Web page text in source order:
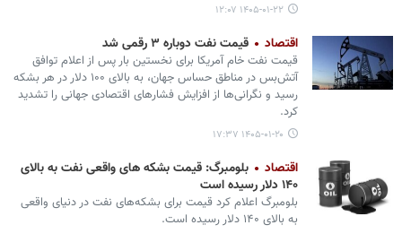
۱۴۰۵-۰۱-۲۲ ۱۲:۰۷
اقتصاد قیمت نفت دوباره ۳ رقمی شد
قیمت نفت خام آمریکا برای نخستین بار پس از اعلام توافق
آتش‌بس در مناطق حساس جهان، به بالای ۱۰۰ دلار در هر بشکه
رسید و نگرانی‌ها از افزایش فشارهای اقتصادی جهانی را تشدید
کرد.
۱۴۰۵-۰۱-۲۰ ۱۷:۳۷
اقتصاد
بلومبرگ: قیمت بشکه های واقعی نفت به بالای
۱۴۰ دلار رسیده است
بلومبرگ اعلام کرد قیمت برای بشکه‌های نفت در دنیای واقعی
به بالای ۱۴۰ دلار رسیده است.